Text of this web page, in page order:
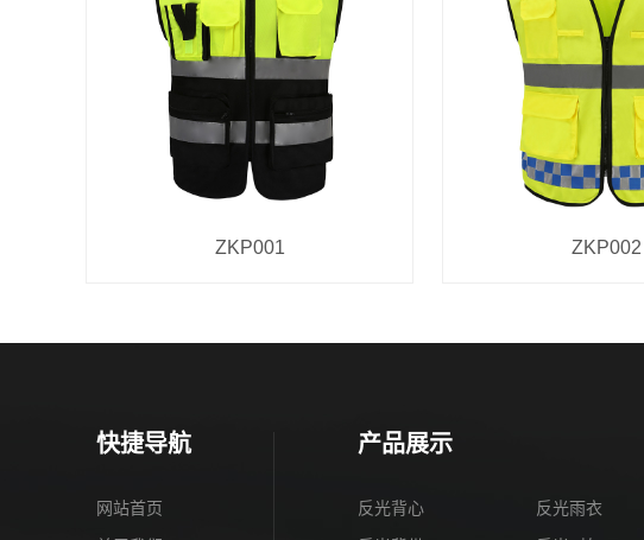
ZKP001 ZKP002
快捷导航
网站首页
产品展示
反光背心
反光雨衣